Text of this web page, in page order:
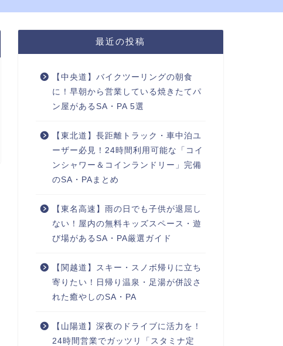
最近の投稿
【中央道】バイクツーリングの朝食
に！早朝から営業している焼きたてパ
ン屋があるSA・PA 5選
【東北道】長距離トラック・車中泊ユ
ーザー必見！24時間利用可能な「コイ
ンシャワー＆コインランドリー」完備
のSA・PAまとめ
【東名高速】雨の日でも子供が退屈し
ない！屋内の無料キッズスペース・遊
び場があるSA・PA厳選ガイド
【関越道】スキー・スノボ帰りに立ち
寄りたい！日帰り温泉・足湯が併設さ
れた癒やしのSA・PA
【山陽道】深夜のドライブに活力を！
24時間営業でガッツリ「スタミナ定